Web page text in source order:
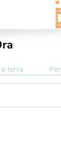
terra